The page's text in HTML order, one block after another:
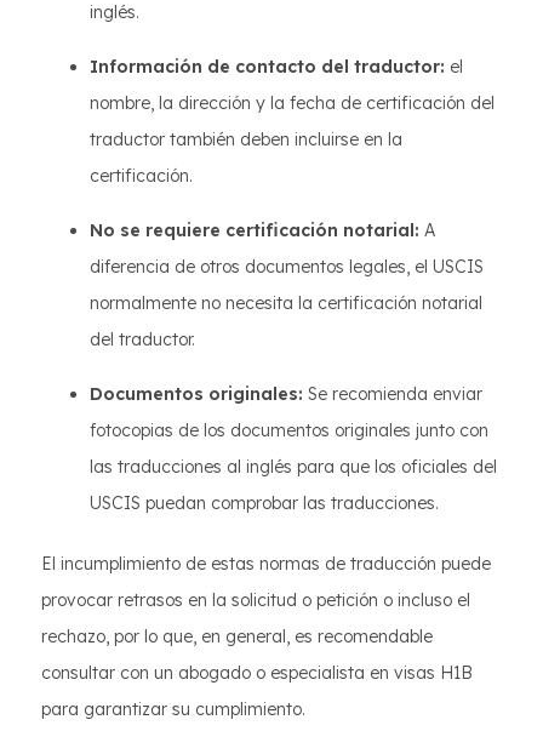
inglés.
Información de contacto del traductor: el
nombre, la dirección y la fecha de certificación del
traductor también deben incluirse en la
certificación.
No se requiere certificación notarial: A
diferencia de otros documentos legales, el USCIS
normalmente no necesita la certificación notarial
del traductor.
Documentos originales: Se recomienda enviar
fotocopias de los documentos originales junto con
las traducciones al inglés para que los oficiales del
USCIS puedan comprobar las traducciones.
El incumplimiento de estas normas de traducción puede
provocar retrasos en la solicitud o petición o incluso el
rechazo, por lo que, en general, es recomendable
consultar con un abogado o especialista en visas H1B
para garantizar su cumplimiento.